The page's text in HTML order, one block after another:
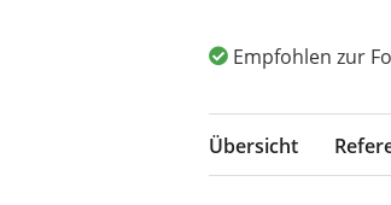
Empfohlen zur
Übersicht